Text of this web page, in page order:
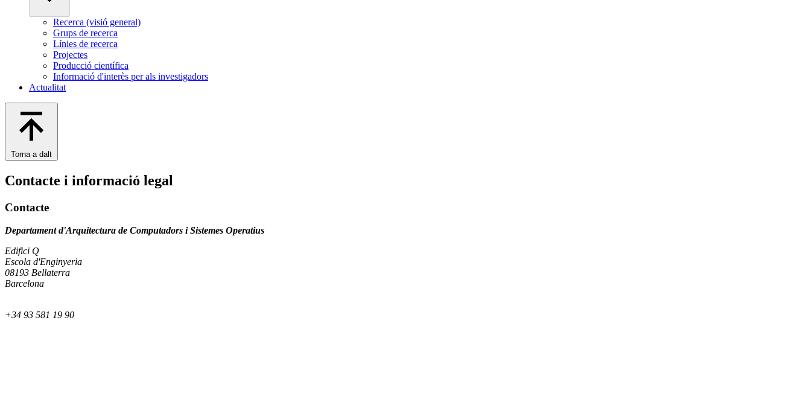
Recerca (visió general)
Grups de recerca
Línies de recerca
Projectes
Producció científica
Informació d'interès per als investigadors
Actualitat
Torna a dalt
Contacte i informació legal
Contacte
Departament d'Arquitectura de Computadors i Sistemes Operatius
Edifici Q
Escola d'Enginyeria
08193 Bellaterra
Barcelona
+34 93 581 19 90